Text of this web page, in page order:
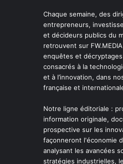
Chaque semaine, des
entrepreneurs,
et décideurs publics du
retrouvent sur
enquêtes et
consacrés à la
et à l’innovation, dans
française et
Notre ligne éditoriale :
information originale,
prospective sur les
façonneront l'économie
analysant les avancées
stratégies industrielles,